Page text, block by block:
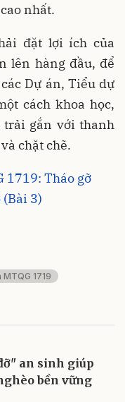
nhất.
đặt lợi ích của
lên hàng đầu, để
Dự án, Tiểu dự
cách khoa học,
gắn với thanh
chặt chẽ.
1719: Tháo gỡ
3)
1719
an sinh giúp
bền vững